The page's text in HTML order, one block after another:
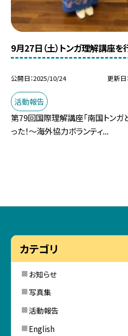
9月27日（土）トンガ理解講座を
公開日 2025/10/24 更新日
活動報告
第79回国際理解講座「南国トン
った！～海外協力ボランティ...
カテゴリ
お知らせ
写真集
活動報告
English